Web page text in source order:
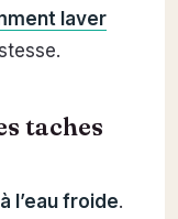
laver
taches
l’eau froide.